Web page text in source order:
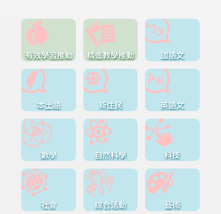
有效學習推動 精進教學推動 國語文
本土語 新住民 英語文
數學 自然科學 科技
社會 綜合活動 藝術